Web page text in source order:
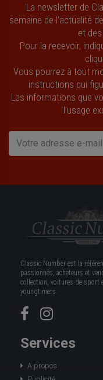
La newsletter de
semaine de l’actualité
et
Pour la recevoir,
Vous pourrez à tout
instructions qui
Les informations que
l’usage
Classic Number est la
passionnés, acheteurs et
collection, voitures de sport
youngtimers.
Services
A propos